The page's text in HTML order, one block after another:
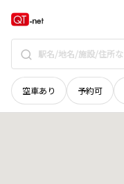
空車あり 予約可
福井県